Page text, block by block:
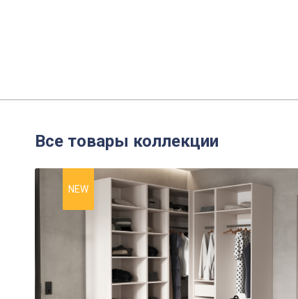
Все товары коллекции
NEW